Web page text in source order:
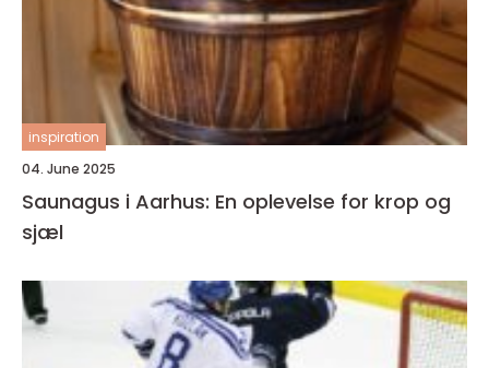
inspiration
04. June 2025
Saunagus i Aarhus: En oplevelse for krop og
sjæl